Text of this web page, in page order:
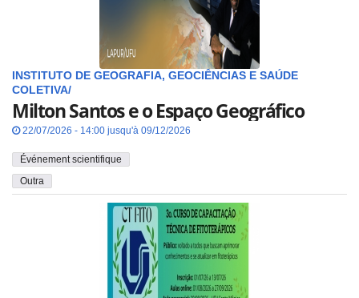
INSTITUTO DE GEOGRAFIA, GEOCIÊNCIAS E SAÚDE
COLETIVA/
Milton Santos e o Espaço Geográfico
22/07/2026 - 14:00 jusqu'à 09/12/2026
Événement scientifique
Outra